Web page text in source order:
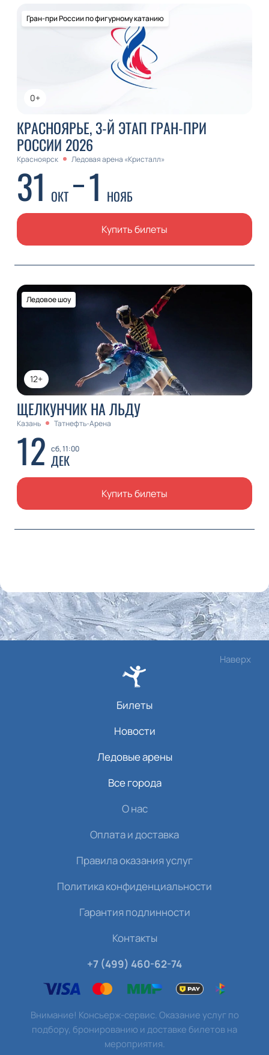
0+
Гран-при России по фигурному катанию
КРАСНОЯРЬЕ, 3-Й ЭТАП ГРАН-ПРИ
РОССИИ 2026
Красноярск Ледовая арена «Кристалл»
31 ОКТ 1 НОЯБ
Купить билеты
12+
Ледовое шоу
ЩЕЛКУНЧИК НА ЛЬДУ
Казань Татнефть-Арена
12 сб, 11:00
ДЕК
Купить билеты
Наверх
Билеты
Новости
Ледовые арены
Все города
О нас
Оплата и доставка
Правила оказания услуг
Политика конфиденциальности
Гарантия подлинности
Контакты
+7 (499) 460-62-74
Внимание! Консьерж-сервис. Оказание услуг по
подбору, бронированию и доставке билетов на
мероприятия.